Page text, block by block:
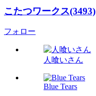
こたつワークス(3493)
フォロー
人喰いさん
Blue Tears